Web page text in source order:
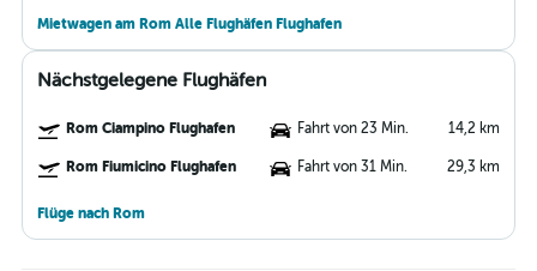
Mietwagen am Rom Alle Flughäfen Flughafen
Nächstgelegene Flughäfen
Rom Ciampino Flughafen Fahrt von 23 Min. 14,2 km
Rom Fiumicino Flughafen Fahrt von 31 Min. 29,3 km
Flüge nach Rom